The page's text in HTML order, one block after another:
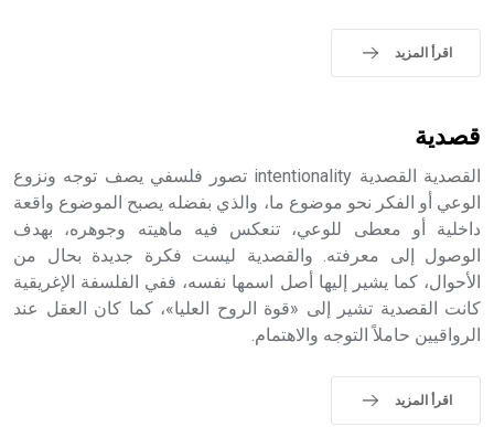
حيث تقتصر القيمة الصوتية للعلامة الك
اقرأ المزيد
قصدية
القصدية القصدية intentionality تصور فلسفي يصف توجه ونزوع
الوعي أو الفكر نحو موضوع ما، والذي بفضله يصبح الموضوع واقعة
داخلية أو معطى للوعي، تنعكس فيه ماهيته وجوهره، بهدف
الوصول إلى معرفته. والقصدية ليست فكرة جديدة بحال من
الأحوال، كما يشير إليها أصل اسمها نفسه، ففي الفلسفة الإغريقية
كانت القصدية تشير إلى «قوة الروح العليا»، كما كان العقل عند
الرواقيين حاملاً التوجه والاهتمام.
اقرأ المزيد